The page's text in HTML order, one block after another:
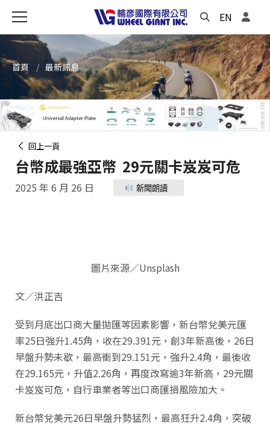
EN
首頁 最新訊息
回上一頁
台幣成最強亞幣 29元關卡岌岌可危
2025 年 6 月 26 日 新聞朗讀
圖片來源／Unsplash
文／洪正吉
受到月底出口商大量拋匯等因素影響，新台幣兌美元匯
率25日強升1.45角，收在29.391元，創3年新高後，26日
早盤升勢未歇，最高衝到29.151元，強升2.4角，最後收
在29.165元，升值2.26角，再度改寫逾3年新高，29元關
卡岌岌可危，自行車業者等出口商匯損風險加大。
新台幣兌美元26日早盤升勢猛烈，最高狂升2.4角，突破